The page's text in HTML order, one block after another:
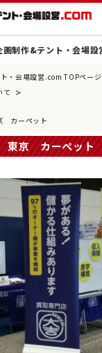
画制作&テント・会場
・会場設営.com TOPページ
て >
カーペット
東京 カーペット